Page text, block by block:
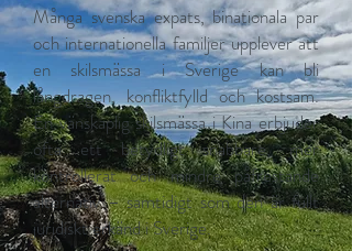
Många svenska expats, binationala par
och internationella familjer upplever att
en skilsmässa i Sverige kan bli
långdragen, konfliktfylld och kostsam.
En vänskaplig skilsmässa i Kina erbjuder
ofta ett betydligt snabbare, mer
kontrollerat och mindre påfrestande
alternativ – samtidigt som den är fullt
juridiskt erkänd i Sverige.